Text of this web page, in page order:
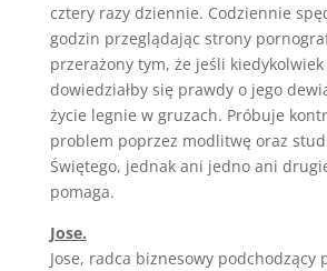
cztery razy dziennie. Codziennie
godzin przeglądając strony
przerażony tym, że jeśli
dowiedziałby się prawdy o jego
życie legnie w gruzach. Próbuje
problem poprzez modlitwę oraz
Świętego, jednak ani jedno ani
pomaga.
Jose.
Jose, radca biznesowy podchodzący